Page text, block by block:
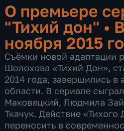
О премьере
"Тихий дон" •
ноября 2015
Съёмки новой адаптации
Шолохова «Тихий Дон»,
2014 года, завершились в
области. В сериале
Маковецкий, Людмила
Ткачук. Действие
переносить в